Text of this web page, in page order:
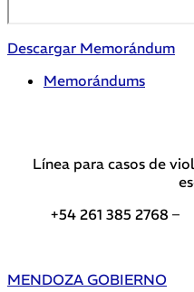
Descargar Memorándum
Memorándums
Línea para casos de
+54 261 385 2768 –
MENDOZA GOBIERNO